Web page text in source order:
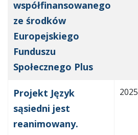
współfinansowanego
ze środków
Europejskiego
Funduszu
Społecznego Plus
Projekt Język
sąsiedni jest
reanimowany.